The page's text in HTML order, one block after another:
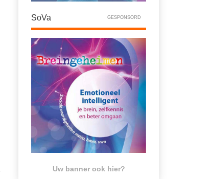
SoVa GESPONSORD
Uw banner ook hier?